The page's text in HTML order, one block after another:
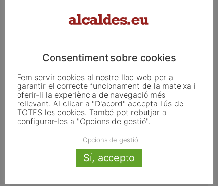
La Diputació de Barcelona dóna suport
econòmic als ajuntaments per fomentar...
Consentiment sobre cookies
Fem servir cookies al nostre lloc web per a
garantir el correcte funcionament de la mateixa i
oferir-li la experiència de navegació més
rellevant. Al clicar a "D'acord" accepta l'ús de
TOTES les cookies. També pot rebutjar o
configurar-les a "Opcions de gestió".
Opcions de gestió
Sí, accepto